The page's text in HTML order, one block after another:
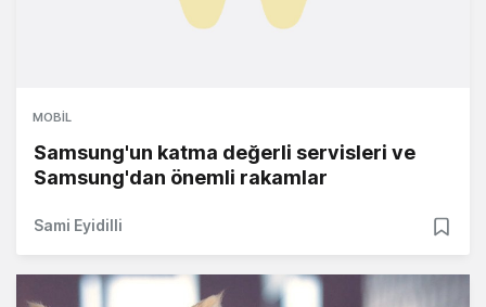
MOBIL
Samsung'un katma değerli servisleri ve
Samsung'dan önemli rakamlar
Sami Eyidilli